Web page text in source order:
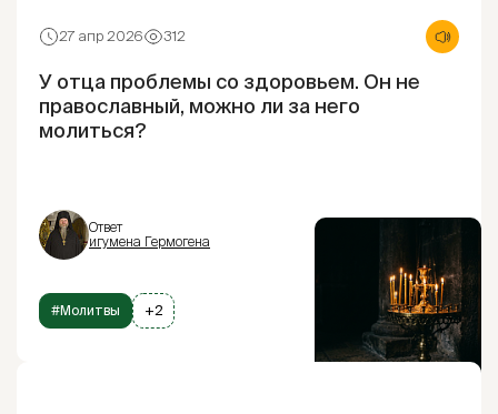
27 апр 2026 312
У отца проблемы со здоровьем. Он не
православный, можно ли за него
молиться?
Ответ
игумена Гермогена
#Молитвы +2